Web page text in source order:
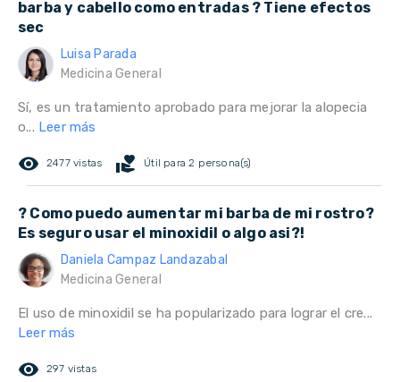
barba y cabello como entradas ? Tiene efectos
sec
Luisa Parada
Medicina General
Sí, es un tratamiento aprobado para mejorar la alopecia
o... Leer más
remove_red_eye 2477 vistas volunteer_activism Útil para 2 persona(s)
? Como puedo aumentar mi barba de mi rostro?
Es seguro usar el minoxidil o algo asi?!
Daniela Campaz Landazabal
Medicina General
El uso de minoxidil se ha popularizado para lograr el cre...
Leer más
remove_red_eye 297 vistas